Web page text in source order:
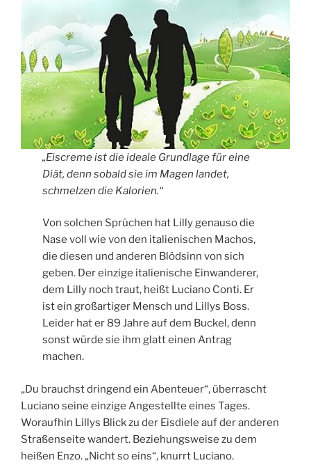
„Eiscreme ist die ideale Grundlage für eine
Diät, denn sobald sie im Magen landet,
schmelzen die Kalorien.“
Von solchen Sprüchen hat Lilly genauso die
Nase voll wie von den italienischen Machos,
die diesen und anderen Blödsinn von sich
geben. Der einzige italienische Einwanderer,
dem Lilly noch traut, heißt Luciano Conti. Er
ist ein großartiger Mensch und Lillys Boss.
Leider hat er 89 Jahre auf dem Buckel, denn
sonst würde sie ihm glatt einen Antrag
machen.
„Du brauchst dringend ein Abenteuer“, überrascht
Luciano seine einzige Angestellte eines Tages.
Woraufhin Lillys Blick zu der Eisdiele auf der anderen
Straßenseite wandert. Beziehungsweise zu dem
heißen Enzo. „Nicht so eins“, knurrt Luciano.